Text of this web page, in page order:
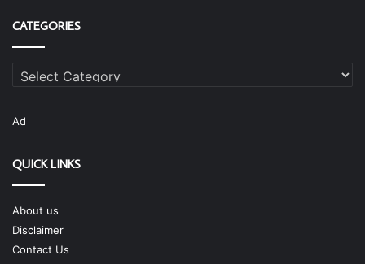
CATEGORIES
Categories
Ad
QUICK LINKS
About us
Disclaimer
Contact Us